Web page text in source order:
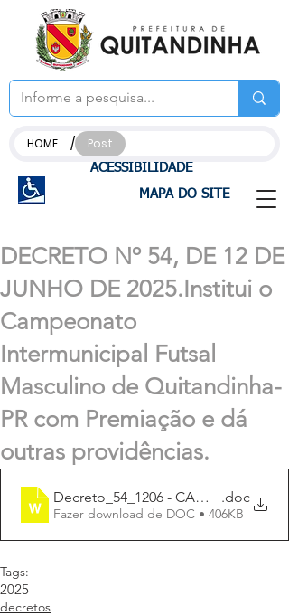
ACESSIBILIDADE
MAPA DO SITE
HOME / Post
DECRETO Nº 54, DE 12 DE
JUNHO DE 2025.Institui o
Campeonato
Intermunicipal Futsal
Masculino de Quitandinha-
PR com Premiação e dá
outras providências.
Decreto_54_1206 -
.doc
Fazer download de DOC • 406KB
Tags:
2025
decretos